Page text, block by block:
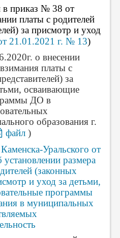
в приказ № 38 от
платы с родителей
за присмотр и уход
21.01.2021 г. № 13)
о внесении
платы с
за
осваивающие
ДО в
образования г.
файл )
Уральского от
размера
(законных
и уход за детьми,
программы
в муниципальных